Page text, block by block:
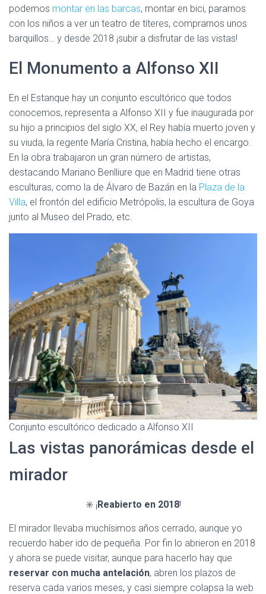
podemos montar en las barcas, montar en bici, pararnos
con los niños a ver un teatro de títeres, comprarnos unos
barquillos… y desde 2018 ¡subir a disfrutar de las vistas!
El Monumento a Alfonso XII
En el Estanque hay un conjunto escultórico que todos
conocemos, representa a Alfonso XII y fue inaugurada por
su hijo a principios del siglo XX, el Rey había muerto joven y
su viuda, la regente María Cristina, había hecho el encargo.
En la obra trabajaron un gran número de artistas,
destacando Mariano Benlliure que en Madrid tiene otras
esculturas, como la de Álvaro de Bazán en la Plaza de la
Villa, el frontón del edificio Metrópolis, la escultura de Goya
junto al Museo del Prado, etc.
Conjunto escultórico dedicado a Alfonso XII
Las vistas panorámicas desde el
mirador
✳️ ¡Reabierto en 2018!
El mirador llevaba muchísimos años cerrado, aunque yo
recuerdo haber ido de pequeña. Por fin lo abrieron en 2018
y ahora se puede visitar, aunque para hacerlo hay que
reservar con mucha antelación, abren los plazos de
reserva cada varios meses, y casi siempre colapsa la web